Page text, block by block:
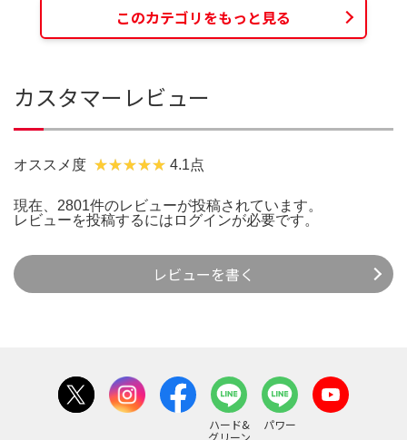
このカテゴリをもっと見る
カスタマーレビュー
オススメ度 4.1点
現在、2801件のレビューが投稿されています。
レビューを投稿するには ログインが必要です。
レビューを書く
ハード&
グリーン
パワー